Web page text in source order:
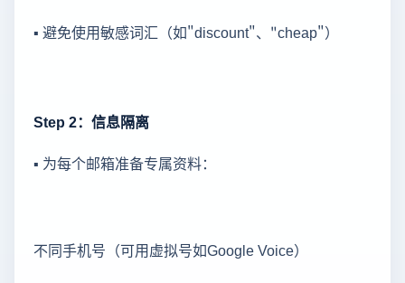
▪ 避免使用敏感词汇（如"discount"、"cheap"）
Step 2：信息隔离
▪ 为每个邮箱准备专属资料：
不同手机号（可用虚拟号如Google Voice）